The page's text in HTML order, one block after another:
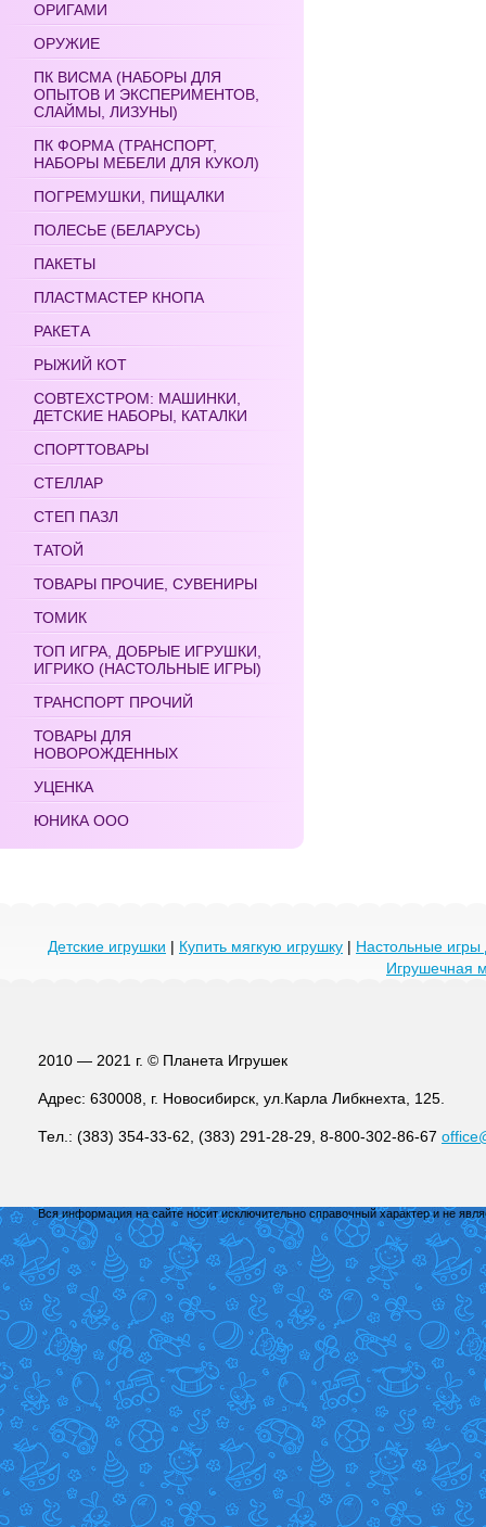
ОРИГАМИ
ОРУЖИЕ
ПК ВИСМА (НАБОРЫ ДЛЯ
ОПЫТОВ И ЭКСПЕРИМЕНТОВ,
СЛАЙМЫ, ЛИЗУНЫ)
ПК ФОРМА (ТРАНСПОРТ,
НАБОРЫ МЕБЕЛИ ДЛЯ КУКОЛ)
ПОГРЕМУШКИ, ПИЩАЛКИ
ПОЛЕСЬЕ (БЕЛАРУСЬ)
ПАКЕТЫ
ПЛАСТМАСТЕР КНОПА
РАКЕТА
РЫЖИЙ КОТ
СОВТЕХСТРОМ: МАШИНКИ,
ДЕТСКИЕ НАБОРЫ, КАТАЛКИ
СПОРТТОВАРЫ
СТЕЛЛАР
СТЕП ПАЗЛ
ТАТОЙ
ТОВАРЫ ПРОЧИЕ, СУВЕНИРЫ
ТОМИК
ТОП ИГРА, ДОБРЫЕ ИГРУШКИ,
ИГРИКО (НАСТОЛЬНЫЕ ИГРЫ)
ТРАНСПОРТ ПРОЧИЙ
ТОВАРЫ ДЛЯ
НОВОРОЖДЕННЫХ
УЦЕНКА
ЮНИКА ООО
Детские игрушки | Купить мягкую игрушку | Настольные игры
Игрушечная
2010 — 2021 г. © Планета Игрушек
Адрес: 630008, г. Новосибирск, ул.Карла Либкнехта, 125.
Тел.: (383) 354-33-62, (383) 291-28-29, 8-800-302-86-67
Вся информация на сайте носит исключительно справочный характер и не